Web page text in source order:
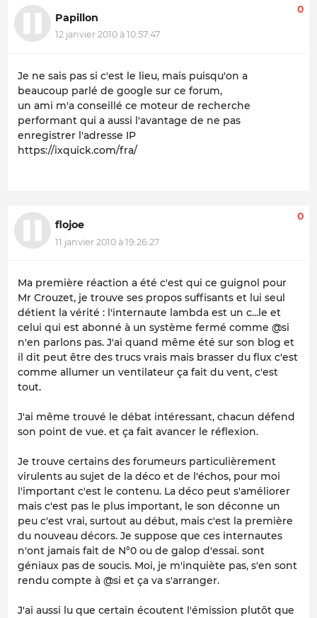
Papillon
12 janvier 2010 à 10:57:47
0
Je ne sais pas si c'est le lieu, mais puisqu'on a
beaucoup parlé de google sur ce forum,
un ami m'a conseillé ce moteur de recherche
performant qui a aussi l'avantage de ne pas
enregistrer l'adresse IP
https://ixquick.com/fra/
flojoe
11 janvier 2010 à 19:26:27
0
Ma première réaction a été c'est qui ce guignol pour
Mr Crouzet, je trouve ses propos suffisants et lui seul
détient la vérité : l'internaute lambda est un c...le et
celui qui est abonné à un système fermé comme @si
n'en parlons pas. J'ai quand même été sur son blog et
il dit peut être des trucs vrais mais brasser du flux c'est
comme allumer un ventilateur ça fait du vent, c'est
tout.
J'ai même trouvé le débat intéressant, chacun défend
son point de vue. et ça fait avancer le réflexion.
Je trouve certains des forumeurs particulièrement
virulents au sujet de la déco et de l'échos, pour moi
l'important c'est le contenu. La déco peut s'améliorer
mais c'est pas le plus important, le son déconne un
peu c'est vrai, surtout au début, mais c'est la première
du nouveau décors. Je suppose que ces internautes
n'ont jamais fait de N°0 ou de galop d'essai. sont
géniaux pas de soucis. Moi, je m'inquiète pas, s'en sont
rendu compte à @si et ça va s'arranger.
J'ai aussi lu que certain écoutent l'émission plutôt que